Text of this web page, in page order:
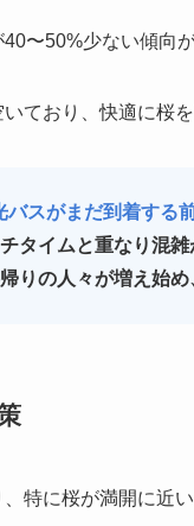
〜50%少ない傾向が
ており、快適に桜を
バスがまだ到着する
タイムと重なり混雑
りの人々が増え始め
特に桜が満開に近